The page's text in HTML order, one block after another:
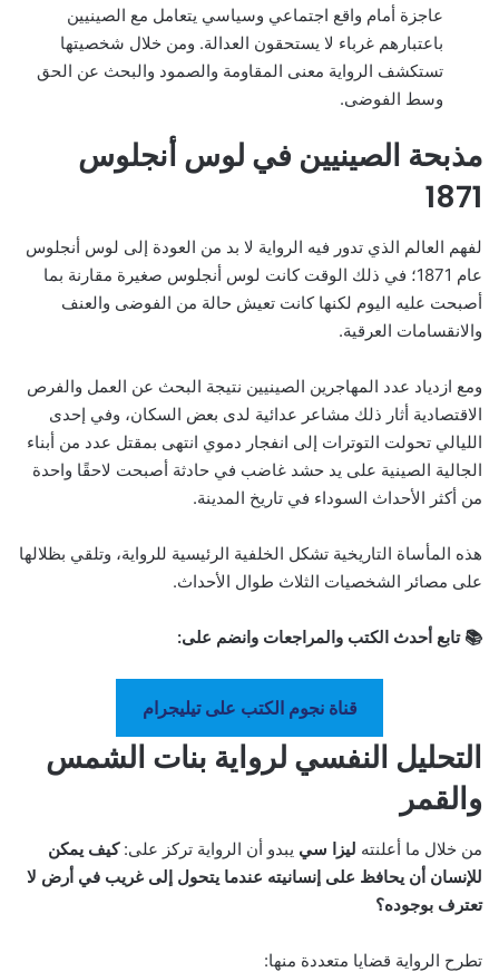
عاجزة أمام واقع اجتماعي وسياسي يتعامل مع الصينيين
باعتبارهم غرباء لا يستحقون العدالة. ومن خلال شخصيتها
تستكشف الرواية معنى المقاومة والصمود والبحث عن الحق
وسط الفوضى.
مذبحة الصينيين في لوس أنجلوس
1871
لفهم العالم الذي تدور فيه الرواية لا بد من العودة إلى لوس أنجلوس
عام 1871؛ في ذلك الوقت كانت لوس أنجلوس صغيرة مقارنة بما
أصبحت عليه اليوم لكنها كانت تعيش حالة من الفوضى والعنف
والانقسامات العرقية.
ومع ازدياد عدد المهاجرين الصينيين نتيجة البحث عن العمل والفرص
الاقتصادية أثار ذلك مشاعر عدائية لدى بعض السكان، وفي إحدى
الليالي تحولت التوترات إلى انفجار دموي انتهى بمقتل عدد من أبناء
الجالية الصينية على يد حشد غاضب في حادثة أصبحت لاحقًا واحدة
من أكثر الأحداث السوداء في تاريخ المدينة.
هذه المأساة التاريخية تشكل الخلفية الرئيسية للرواية، وتلقي بظلالها
على مصائر الشخصيات الثلاث طوال الأحداث.
📚 تابع أحدث الكتب والمراجعات وانضم على:
قناة نجوم الكتب على تيليجرام
التحليل النفسي لرواية بنات الشمس
والقمر
من خلال ما أعلنته ليزا سي يبدو أن الرواية تركز على:كيف يمكن
للإنسان أن يحافظ على إنسانيته عندما يتحول إلى غريب في أرض لا
تعترف بوجوده؟
تطرح الرواية قضايا متعددة منها: